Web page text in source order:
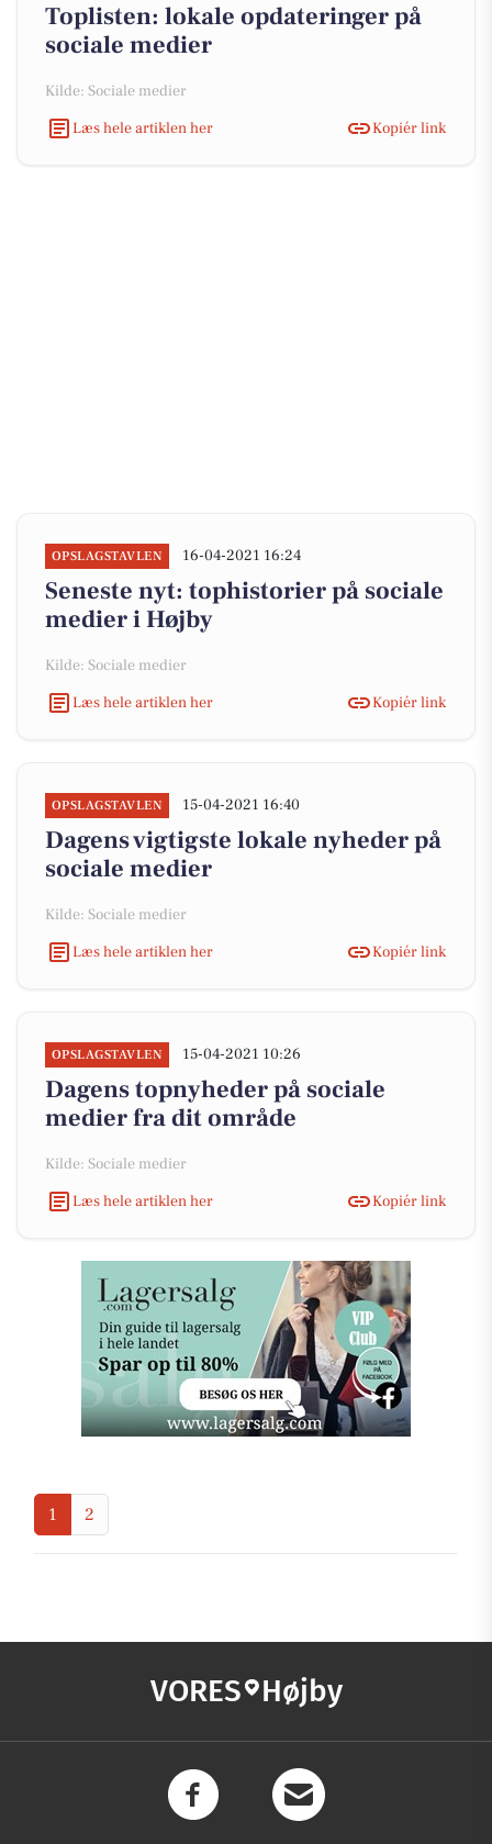
Toplisten: lokale opdateringer på
sociale medier
Kilde: Sociale medier
Læs hele artiklen her
Kopiér link
OPSLAGSTAVLEN 16-04-2021 16:24
Seneste nyt: tophistorier på sociale
medier i Højby
Kilde: Sociale medier
Læs hele artiklen her
Kopiér link
OPSLAGSTAVLEN 15-04-2021 16:40
Dagens vigtigste lokale nyheder på
sociale medier
Kilde: Sociale medier
Læs hele artiklen her
Kopiér link
OPSLAGSTAVLEN 15-04-2021 10:26
Dagens topnyheder på sociale
medier fra dit område
Kilde: Sociale medier
Læs hele artiklen her
Kopiér link
1 2
VORES Højby